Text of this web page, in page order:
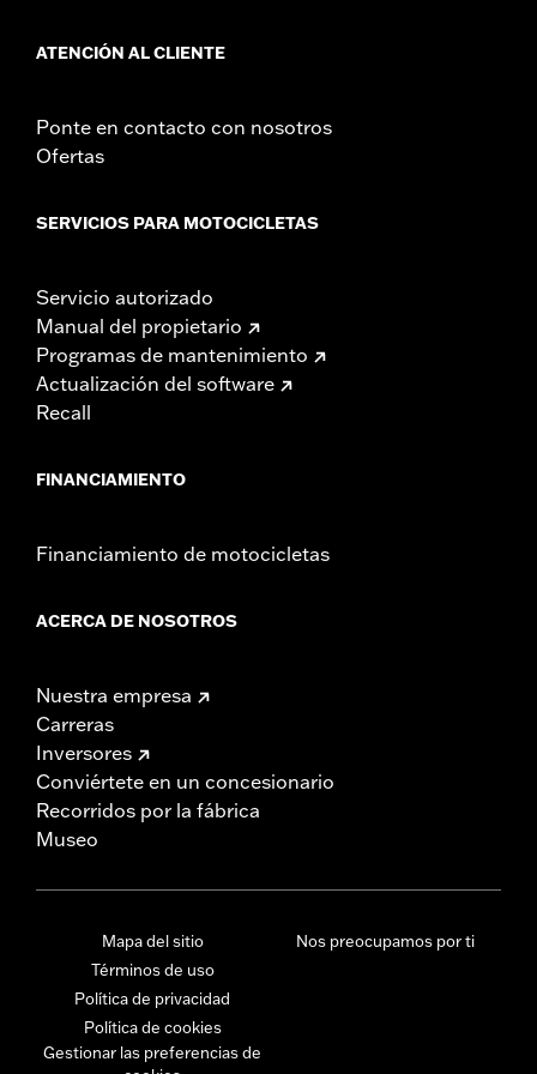
ATENCIÓN AL CLIENTE
Ponte en contacto con nosotros
Ofertas
SERVICIOS PARA MOTOCICLETAS
Servicio autorizado
Manual del propietario
Programas de mantenimiento
Actualización del software
Recall
FINANCIAMIENTO
Financiamiento de motocicletas
ACERCA DE NOSOTROS
Nuestra empresa
Carreras
Inversores
Conviértete en un concesionario
Recorridos por la fábrica
Museo
Mapa del sitio
Términos de uso
Política de privacidad
Política de cookies
Gestionar las preferencias de
Nos preocupamos por ti